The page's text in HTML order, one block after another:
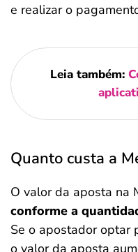
e realizar o
Leia também:
Quanto custa a
O valor da aposta na
conforme a
Se o apostador optar
o valor da aposta